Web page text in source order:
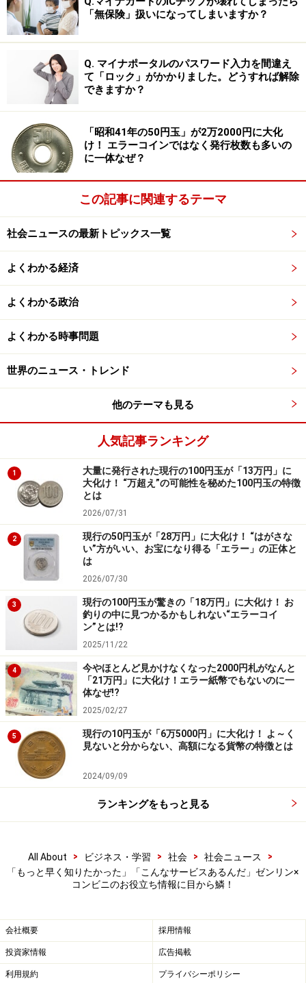
このサービスは最新の住宅地図が24時間365日いつでも
その場で出力できるというもの。価格は1部660円（税
込）から。近くにコンビニがない場合などは、こちらを
使用したほうがいいだろう。
毎年この時期にすみません...コンビニのコピー機
で住宅地図がプリントできること、ぜひ覚えて
おいてください
普段住宅地図とは無縁な方でも、3月や4月に突
然役立つ可能性あります
https://t.co/0EOxIHKvcD
29, 2025
＜参考＞
ゼンリン 公式X
ゼンリン住宅地図プリントサービス
ゼンリン「ゼンリン 住宅地図出力サービス」
※コメントは原文ママ
＞次ページ：【実際の投稿】「毎年この時期にすみませ
ん...」
※記事内容は執筆時点のものです。最新の内容をご確認くださ
い。
1/2 次のページへ
「無保険」扱いになってしまいますか？
Q. マイナポータルのパスワード入力を間違え
て「ロック」がかかりました。どうすれば解除
できますか？
「昭和41年の50円玉」が2万2000円に大化
け！ エラーコインではなく発行枚数も多いの
に一体なぜ？
この記事に関連するテーマ
社会ニュースの最新トピックス一覧
よくわかる経済
よくわかる政治
よくわかる時事問題
世界のニュース・トレンド
他のテーマも見る
人気記事ランキング
1
大量に発行された現行の100円玉が「13万円」に
大化け！ “万超え”の可能性を秘めた100円玉の特徴
とは
2026/07/31
2
現行の50円玉が「28万円」に大化け！ “はがさな
い”方がいい、お宝になり得る「エラー」の正体と
は
2026/07/30
3
現行の100円玉が驚きの「18万円」に大化け！ お
釣りの中に見つかるかもしれない“エラーコイ
ン”とは!?
2025/11/22
4
今やほとんど見かけなくなった2000円札がなんと
「21万円」に大化け！エラー紙幣でもないのに一
体なぜ!?
2025/02/27
5
現行の10円玉が「6万5000円」に大化け！ よ～く
見ないと分からない、高額になる貨幣の特徴とは
2024/09/09
ランキングをもっと見る
All About > ビジネス・学習 > 社会 > 社会ニュース
>
「もっと早く知りたかった」「こんなサービスあるんだ」ゼンリン×
コンビニのお役立ち情報に目から鱗！
会社概要 採用情報
投資家情報 広告掲載
利用規約 プライバシーポリシー